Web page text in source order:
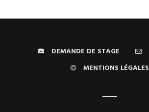
DEMANDE DE STAGE
MENTIONS LÉGALES